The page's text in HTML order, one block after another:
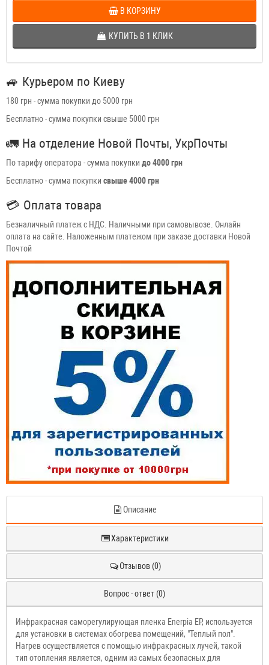
В КОРЗИНУ
КУПИТЬ В 1 КЛИК
🚙 Курьером по Киеву
180 грн - сумма покупки до 5000 грн
Бесплатно - сумма покупки свыше 5000 грн
🚛 На отделение Новой Почты, УкрПочты
По тарифу оператора - сумма покупки до 4000 грн
Бесплатно - сумма покупки свыше 4000 грн
💳 Оплата товара
Безналичный платеж с НДС. Наличными при самовывозе. Онлайн
оплата на сайте. Наложенным платежом при заказе доставки Новой
Почтой
Описание
Характеристики
Отзывов (0)
Вопрос - ответ (0)
Инфракрасная саморегулирующая пленка Enerpia EP, используется
для установки в системах обогрева помещений, "Теплый пол".
Нагрев осуществляется с помощью инфракрасных лучей, такой
тип отопления является, одним из самых безопасных для